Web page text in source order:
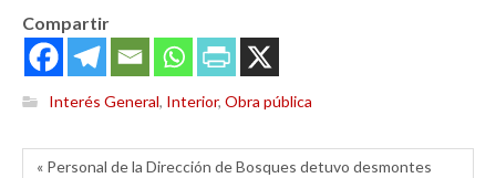
Compartir
Interés General, Interior, Obra pública
« Personal de la Dirección de Bosques detuvo desmontes